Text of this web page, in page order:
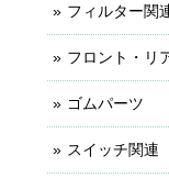
フィルター関
フロント・リ
ゴムパーツ
スイッチ関連